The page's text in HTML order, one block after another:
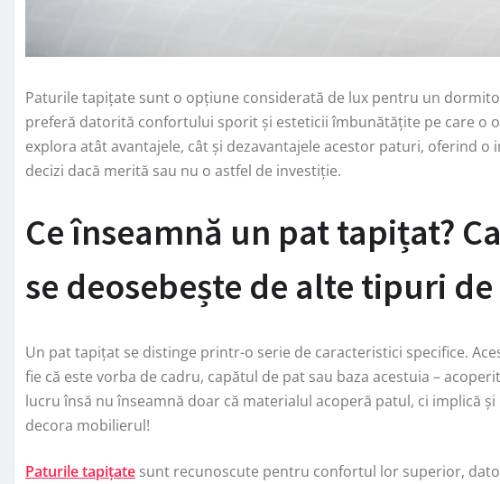
Paturile tapițate sunt o opțiune considerată de lux pentru un
preferă datorită confortului sporit și esteticii îmbunătățite pe care o
explora atât avantajele, cât și dezavantajele acestor paturi, oferind o
decizi dacă merită sau nu o astfel de investiție.
Ce înseamnă un pat tapițat?
se deosebește de alte tipuri
Un pat tapițat se distinge printr-o serie de caracteristici specifice.
fie că este vorba de cadru, capătul de pat sau baza acestuia –
lucru însă nu înseamnă doar că materialul acoperă patul, ci implică
decora mobilierul!
Paturile tapițate sunt recunoscute pentru confortul lor superior,